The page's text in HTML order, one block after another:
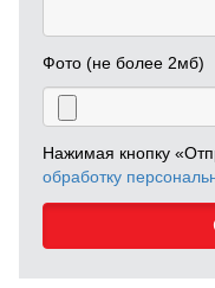
Фото (не более 2мб)
Нажимая кнопку
обработку